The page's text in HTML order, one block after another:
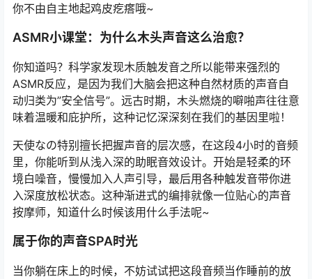
你不由自主地起鸡皮疙瘩哦~
ASMR小课堂：为什么木头声音这么治愈？
你知道吗？科学家发现木质触发音之所以能带来强烈的
ASMR反应，是因为我们大脑会把这种自然材质的声音自
动归类为”安全信号”。远古时期，木头燃烧的噼啪声往往意
味着温暖和庇护所，这种记忆深深刻在我们的基因里啦！
天使なの特别擅长把握声音的层次感，在这段4小时的音频
里，你能听到从浅入深的助眠音效设计。开始是轻柔的环
境白噪音，慢慢加入人声引导，最后用各种触发音带你进
入深度放松状态。这种渐进式的编排就像一位贴心的声音
按摩师，知道什么时候该用什么手法呢~
属于你的声音SPA时光
当你躺在床上的时候，不妨试试把这段音频当作睡前的放